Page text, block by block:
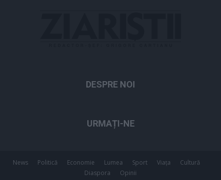
DESPRE NOI
URMAȚI-NE
News Politică Economie Lumea Sport Viața
Cultură
Diaspora
Opinii